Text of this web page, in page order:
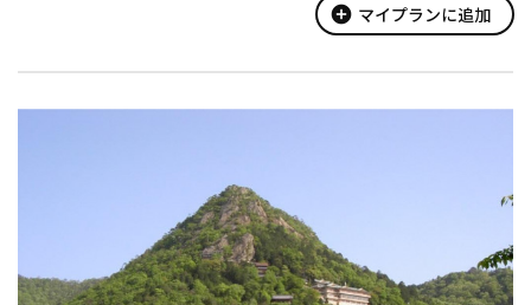
add_circle マイプランに追加